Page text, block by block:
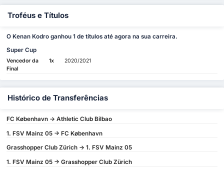
Troféus e Títulos
O Kenan Kodro ganhou 1 de títulos até agora na sua carreira.
Super Cup
Vencedor da
Final
1x 2020/2021
Histórico de Transferências
FC København -> Athletic Club Bilbao
1. FSV Mainz 05 -> FC København
Grasshopper Club Zürich -> 1. FSV Mainz 05
1. FSV Mainz 05 -> Grasshopper Club Zürich